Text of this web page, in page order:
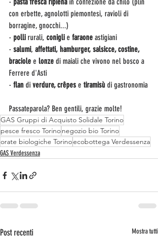
- pasta fresca ripiena in confezione da chilo (plin
con erbette, agnolotti piemontesi, ravioli di
borragine, gnocchi...)
- polli rurali, conigli e faraone astigiani
- salumi, affettati, hamburger, salsicce, costine,
braciole e lonze di maiali che vivono nel bosco a
Ferrere d'Asti
- flan di verdure, crêpes e tiramisù di gastronomia
Passateparola? Ben gentili, grazie molte!
GAS Gruppi di Acquisto Solidale Torino
pesce fresco Torinonegozio bio Torino
orate biologiche Torinoecobottega Verdessenza
GAS Verdessenza
Post recenti Mostra tutti